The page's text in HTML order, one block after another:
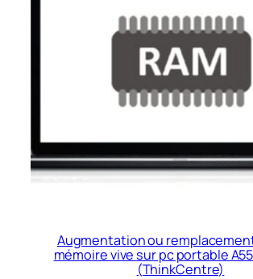
Augmentation ou
mémoire vive sur pc portable
(ThinkCentre)